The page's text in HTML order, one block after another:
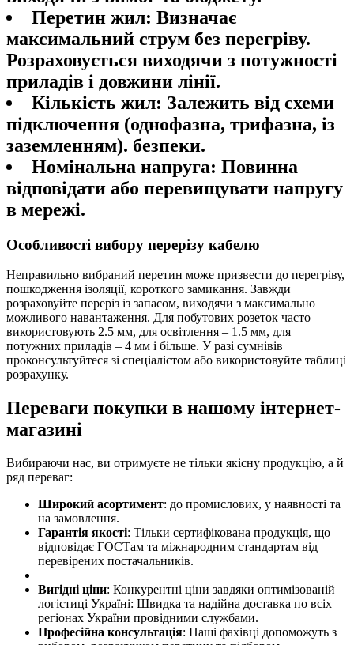
Перетин жил: Визначає
максимальний струм без перегріву.
Розраховується виходячи з потужності
приладів і довжини лінії.
Кількість жил: Залежить від схеми
підключення (однофазна, трифазна, із
заземленням). безпеки.
Номінальна напруга: Повинна
відповідати або перевищувати напругу
в мережі.
Особливості вибору перерізу кабелю
Неправильно вибраний перетин може призвести до перегріву,
пошкодження ізоляції, короткого замикання. Завжди
розраховуйте переріз із запасом, виходячи з максимально
можливого навантаження. Для побутових розеток часто
використовують 2.5 мм, для освітлення – 1.5 мм, для
потужних приладів – 4 мм і більше. У разі сумнівів
проконсультуйтеся зі спеціалістом або використовуйте таблиці
розрахунку.
Переваги покупки в нашому інтернет-
магазині
Вибираючи нас, ви отримуєте не тільки якісну продукцію, а й
ряд переваг:
Широкий асортимент: до промислових, у наявності та
на замовлення.
Гарантія якості: Тільки сертифікована продукція, що
відповідає ГОСТам та міжнародним стандартам від
перевірених постачальників.
Вигідні ціни: Конкурентні ціни завдяки оптимізованій
логістиці Україні: Швидка та надійна доставка по всіх
регіонах України провідними службами.
Професійна консультація: Наші фахівці допоможуть з